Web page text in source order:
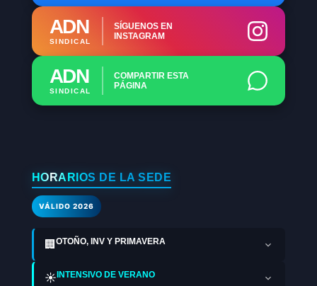
ADN
SINDICAL
SÍGUENOS EN
INSTAGRAM
ADN
SINDICAL
COMPARTIR ESTA
PÁGINA
HORARIOS DE LA SEDE
VÁLIDO 2026
🏢 OTOÑO, INV Y PRIMAVERA
☀️INTENSIVO DE VERANO